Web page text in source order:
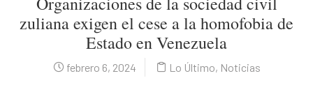
zuliana exigen el cese a la homofobia de
Estado en Venezuela
febrero 6, 2024 Lo Último, Noticias